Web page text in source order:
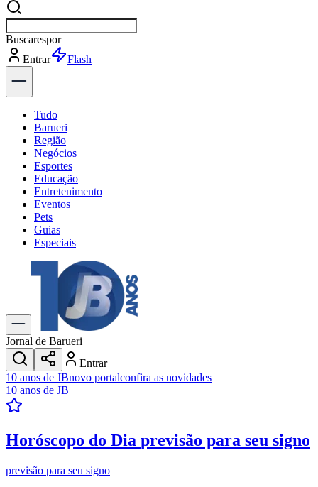
Buscar
Entrar
Explorar
Tudo
Barueri
Região
Negócios
Esportes
Educação
Entretenimento
Eventos
Pets
Guias
Especiais
Explore Tudo
Últimas Notícias
Previsão do Tempo
Trânsito e Rotas
Dia a Dia & Lazer
Transportes
Gastronomia
Cinema & Shows
JogosNovo
Para Sua Empresa
Anuncie no Portal
Cadastrar Empresa
Divulgar Vagas
Publicidade Legal
Jornal de Barueri
Entrar
10 anos de JBnovo portalconfira as novidades
10 anos de JB
Horóscopo do Dia previsão para seu signo
previsão para seu signo